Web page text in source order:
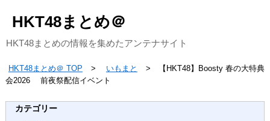
HKT48まとめ＠
HKT48まとめの情報を集めたアンテナサイト
HKT48まとめ＠ TOP いもまと
【HKT48】Boosty 春の大特典
会2026 前夜祭配信イベント
カテゴリー